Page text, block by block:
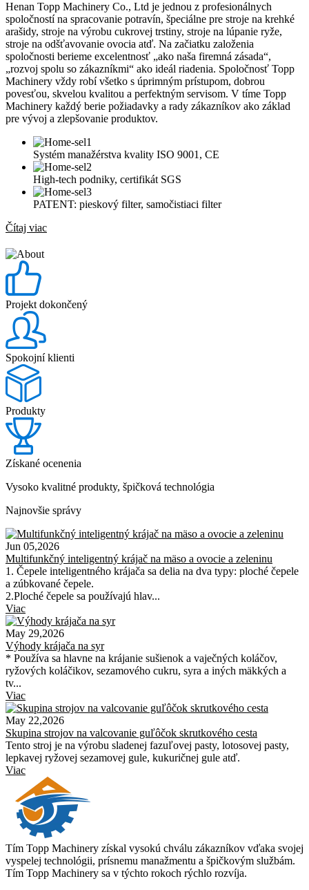
Henan Topp Machinery Co., Ltd je jednou z profesionálnych
spoločností na spracovanie potravín, špeciálne pre stroje na krehké
arašidy, stroje na výrobu cukrovej trstiny, stroje na lúpanie ryže,
stroje na odšťavovanie ovocia atď. Na začiatku založenia
spoločnosti berieme excelentnosť „ako naša firemná zásada“,
„rozvoj spolu so zákazníkmi“ ako ideál riadenia. Spoločnosť Topp
Machinery vždy robí všetko s úprimným prístupom, dobrou
povesťou, skvelou kvalitou a perfektným servisom. V tíme Topp
Machinery každý berie požiadavky a rady zákazníkov ako základ
pre vývoj a zlepšovanie produktov.
Systém manažérstva kvality ISO 9001, CE
High-tech podniky, certifikát SGS
PATENT: pieskový filter, samočistiaci filter
Čítaj viac
Projekt dokončený
Spokojní klienti
Produkty
Získané ocenenia
Vysoko kvalitné produkty, špičková technológia
Najnovšie správy
Jun 05,2026
Multifunkčný inteligentný krájač na mäso a ovocie a zeleninu
1. Čepele inteligentného krájača sa delia na dva typy: ploché čepele
a zúbkované čepele.
2.Ploché čepele sa používajú hlav...
Viac
May 29,2026
Výhody krájača na syr
* Používa sa hlavne na krájanie sušienok a vaječných koláčov,
ryžových koláčikov, sezamového cukru, syra a iných mäkkých a
tv...
Viac
May 22,2026
Skupina strojov na valcovanie guľôčok skrutkového cesta
Tento stroj je na výrobu sladenej fazuľovej pasty, lotosovej pasty,
lepkavej ryžovej sezamovej gule, kukuričnej gule atď.
Viac
Tím Topp Machinery získal vysokú chválu zákazníkov vďaka svojej
vyspelej technológii, prísnemu manažmentu a špičkovým službám.
Tím Topp Machinery sa v týchto rokoch rýchlo rozvíja.